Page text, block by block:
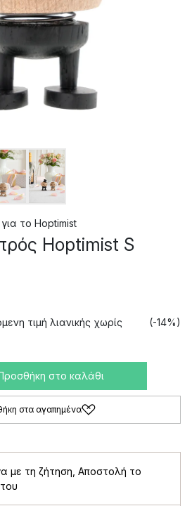
για το Hoptimist
Hoptimist S
τιμή λιανικής χωρίς
(-14%)
στο καλάθι
στα αγαπημένα
με τη ζήτηση Αποστολή το